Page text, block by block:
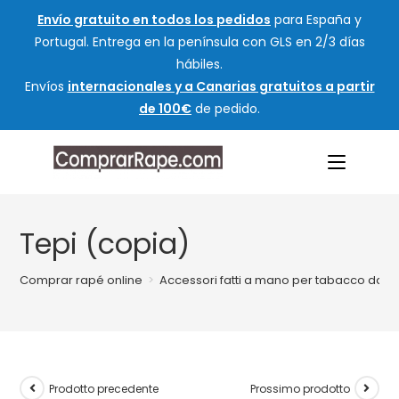
Envío gratuito en todos los pedidos para España y
Portugal. Entrega en la península con GLS en 2/3 días
hábiles.
Envíos internacionales y a Canarias gratuitos a partir
de 100€ de pedido.
Tepi (copia)
Comprar rapé online > Accessori fatti a mano per tabacco da
Prodotto precedente Prossimo prodotto